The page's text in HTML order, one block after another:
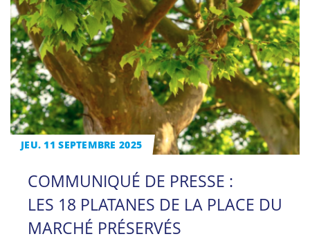
JEU. 11 SEPTEMBRE 2025
COMMUNIQUÉ DE PRESSE :
LES 18 PLATANES DE LA PLACE DU
MARCHÉ PRÉSERVÉS